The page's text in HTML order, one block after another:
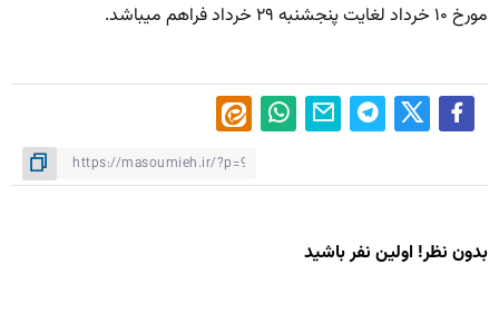
مورخ ۱۰ خرداد لغایت پنجشنبه ۲۹ خرداد فراهم میباشد.
بدون نظر! اولین نفر باشید